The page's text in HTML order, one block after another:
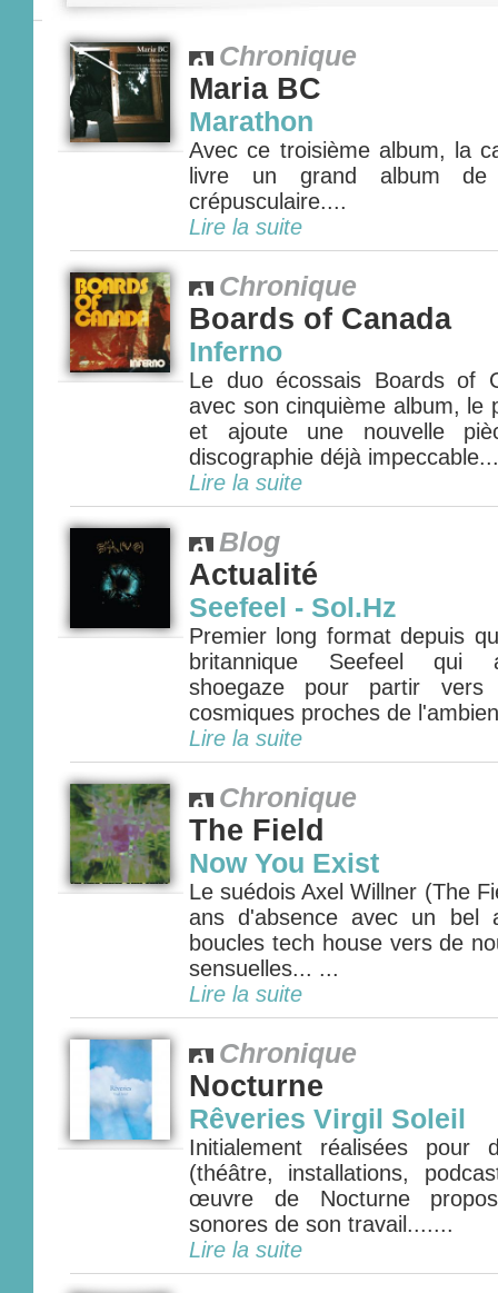
Chronique
Maria BC
Marathon
Avec ce troisième album, la
livre un grand album
crépusculaire....
Lire la suite
Chronique
Boards of Canada
Inferno
Le duo écossais Boards of
avec son cinquième album, le
et ajoute une nouvelle
discographie déjà
Lire la suite
Blog
Actualité
Seefeel - Sol.Hz
Premier long format depuis
britannique Seefeel qui
shoegaze pour partir
cosmiques proches de
Lire la suite
Chronique
The Field
Now You Exist
Le suédois Axel Willner (The
ans d'absence avec un bel
boucles tech house vers de
sensuelles... ...
Lire la suite
Chronique
Nocturne
Rêveries Virgil Soleil
Initialement réalisées pour
(théâtre, installations,
œuvre de Nocturne
sonores de son travail.......
Lire la suite